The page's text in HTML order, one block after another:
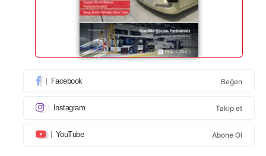
Facebook Beğen
Instagram Takip et
YouTube Abone Ol